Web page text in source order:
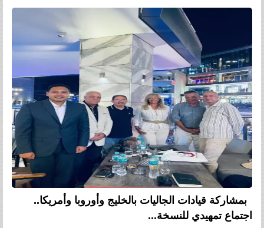
بمشاركة قيادات الجاليات بالخليج وأوروبا وأمريكا..
اجتماع تمهيدي للنسخة...